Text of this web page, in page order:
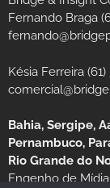
Fernando Braga
Késia Ferreira (61)
Bahia, Sergipe,
Pernambuco,
Rio Grande do
Engenho de Mídia